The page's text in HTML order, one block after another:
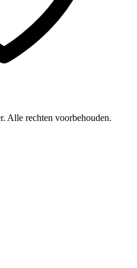
Alle rechten voorbehouden.